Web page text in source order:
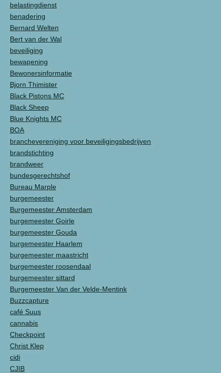
belastingdienst
benadering
Bernard Welten
Bert van der Wal
beveiliging
bewapening
Bewonersinformatie
Bjorn Thimister
Black Pistons MC
Black Sheep
Blue Knights MC
BOA
branchevereniging voor beveiligingsbedrijven
brandstichting
brandweer
bundesgerechtshof
Bureau Marple
burgemeester
Burgemeester Amsterdam
burgemeester Goirle
burgemeester Gouda
burgemeester Haarlem
burgemeester maastricht
burgemeester roosendaal
burgemeester sittard
Burgemeester Van der Velde-Mentink
Buzzcapture
café Suus
cannabis
Checkpoint
Christ Klep
cidi
CJIB